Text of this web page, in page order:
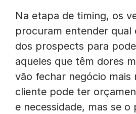
Na etapa de timing, os
procuram entender qual
dos prospects para
aqueles que têm dores
vão fechar negócio mais
cliente pode ter
e necessidade, mas se o